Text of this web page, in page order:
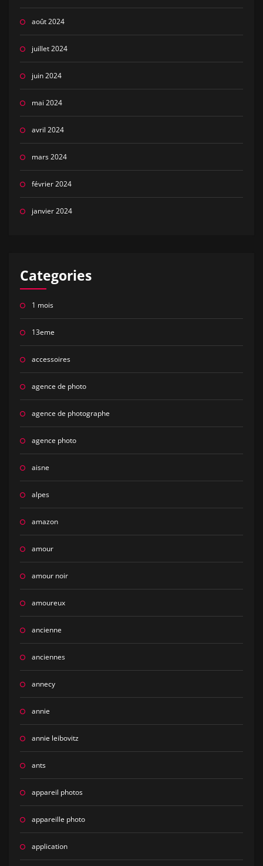
août 2024
juillet 2024
juin 2024
mai 2024
avril 2024
mars 2024
février 2024
janvier 2024
Categories
1 mois
13eme
accessoires
agence de photo
agence de photographe
agence photo
aisne
alpes
amazon
amour
amour noir
amoureux
ancienne
anciennes
annecy
annie
annie leibovitz
ants
appareil photos
appareille photo
application